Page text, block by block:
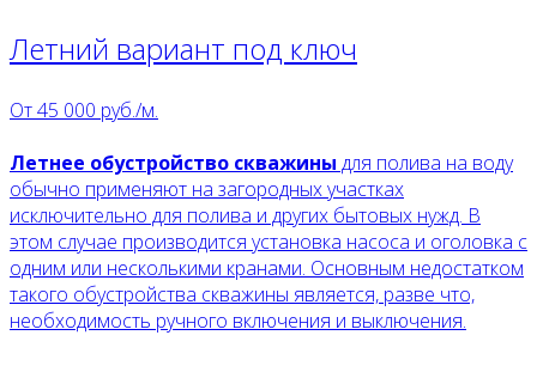
Летний вариант под ключ
От45 000 руб./м.
Летнее обустройство скважины для полива на воду
обычно применяют на загородных участках
исключительно для полива и других бытовых нужд. В
этом случае производится установка насоса и оголовка с
одним или несколькими кранами. Основным недостатком
такого обустройства скважины является, разве что,
необходимость ручного включения и выключения.